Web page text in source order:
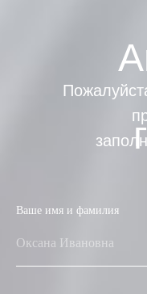
Ваше имя и фамилия